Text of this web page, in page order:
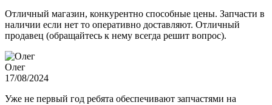
Отличный магазин, конкурентно способные цены. Запчасти в
наличии если нет то оперативно доставляют. Отличный
продавец (обращайтесь к нему всегда решит вопрос).
Олег
17/08/2024
Уже не первый год ребята обеспечивают запчастями на